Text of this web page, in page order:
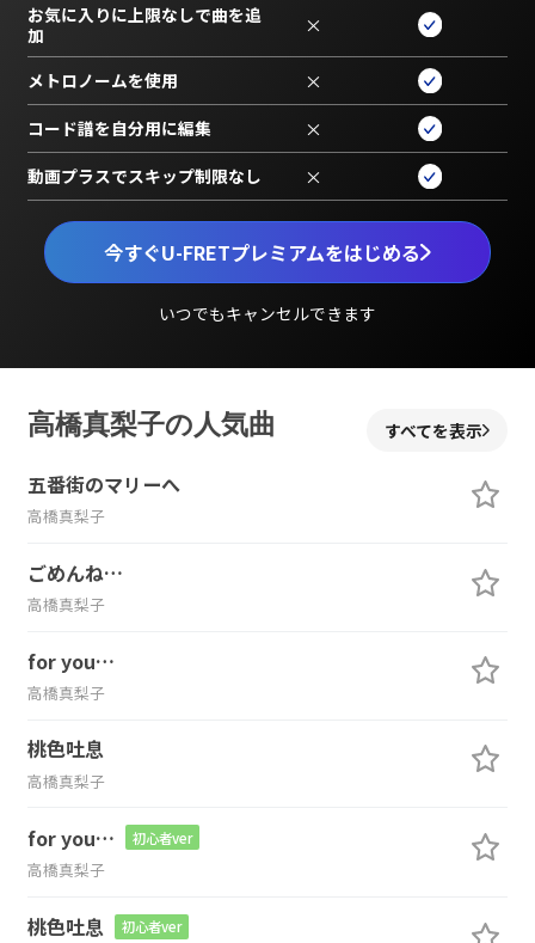
今すぐU-FRETプレミアムをはじめる
いつでもキャンセルできます
お気に入りに上限なしで曲を追
加
×
メトロノームを使用 ×
コード譜を自分用に編集 ×
動画プラスでスキップ制限なし ×
高橋真梨子の人気曲 すべてを表示
五番街のマリーへ
高橋真梨子
ごめんね…
高橋真梨子
for you…
高橋真梨子
桃色吐息
高橋真梨子
for you… 初心者ver
高橋真梨子
桃色吐息 初心者ver